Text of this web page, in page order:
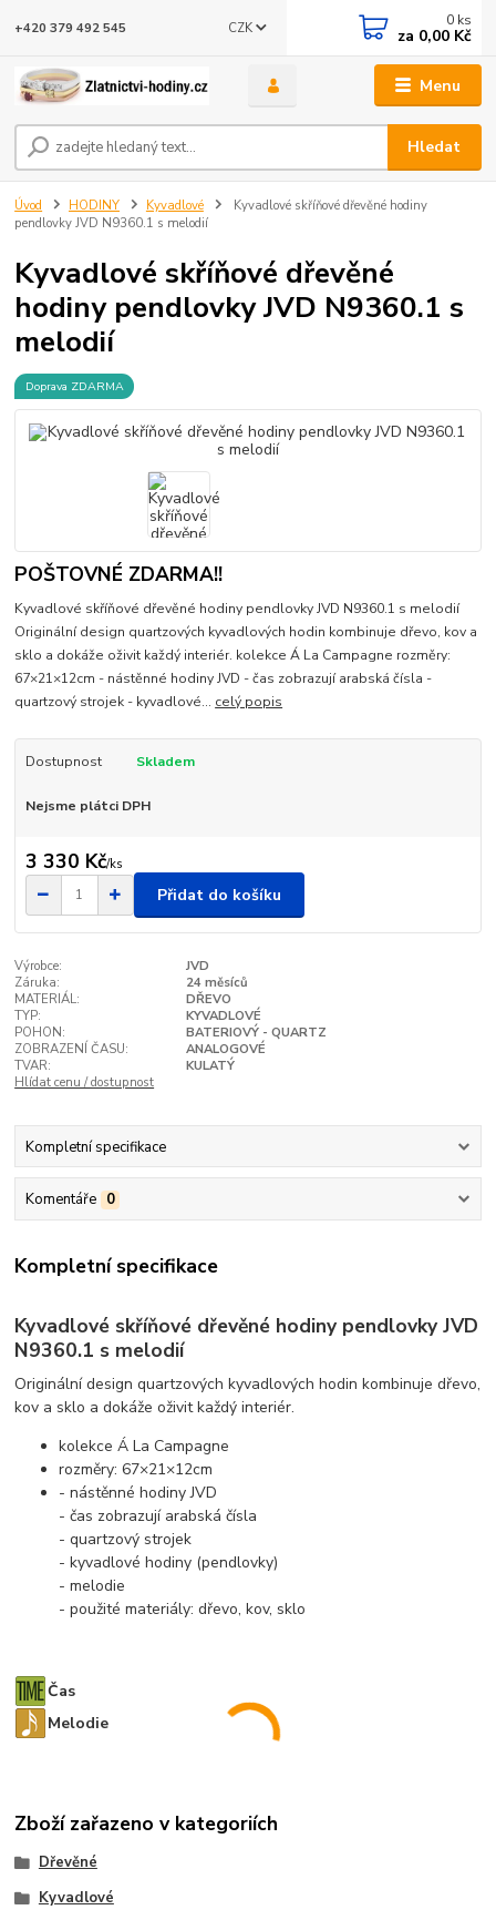
Menu
CZK
Hledat
+420 379 492 545 0 ks
za 0,00 Kč
Úvod HODINY Kyvadlové
Kyvadlové skříňové dřevěné hodiny
pendlovky JVD N9360.1 s melodií
Kyvadlové skříňové dřevěné
hodiny pendlovky JVD N9360.1 s
melodií
Doprava ZDARMA
POŠTOVNÉ ZDARMA!!
Kyvadlové skříňové dřevěné hodiny pendlovky JVD N9360.1 s melodií
Originální design quartzových kyvadlových hodin kombinuje dřevo, kov a
sklo a dokáže oživit každý interiér. kolekce Á La Campagne rozměry:
67×21×12cm - nástěnné hodiny JVD - čas zobrazují arabská čísla -
quartzový strojek - kyvadlové... celý popis
Dostupnost Skladem
Nejsme plátci DPH
3 330 Kč/ks
Přidat do košíku
Výrobce:
JVD
Záruka:
24 měsíců
MATERIÁL:
DŘEVO
TYP:
KYVADLOVÉ
POHON:
BATERIOVÝ - QUARTZ
ZOBRAZENÍ ČASU:
ANALOGOVÉ
TVAR:
KULATÝ
Hlídat cenu / dostupnost
Kompletní specifikace
Komentáře 0
Kompletní specifikace
Kyvadlové skříňové dřevěné hodiny pendlovky JVD
N9360.1 s melodií
Originální design quartzových kyvadlových hodin kombinuje dřevo,
kov a sklo a dokáže oživit každý interiér.
kolekce Á La Campagne
rozměry: 67×21×12cm
- nástěnné hodiny JVD
- čas zobrazují arabská čísla
- quartzový strojek
- kyvadlové hodiny (pendlovky)
- melodie
- použité materiály: dřevo, kov, sklo
Čas
Melodie
Zboží zařazeno v kategoriích
Dřevěné
Kyvadlové